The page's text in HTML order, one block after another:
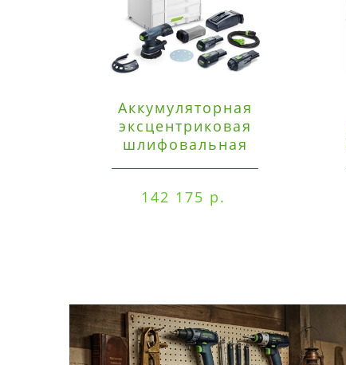
Аккумуляторная
эксцентриковая
шлифовальная
142 175 р.